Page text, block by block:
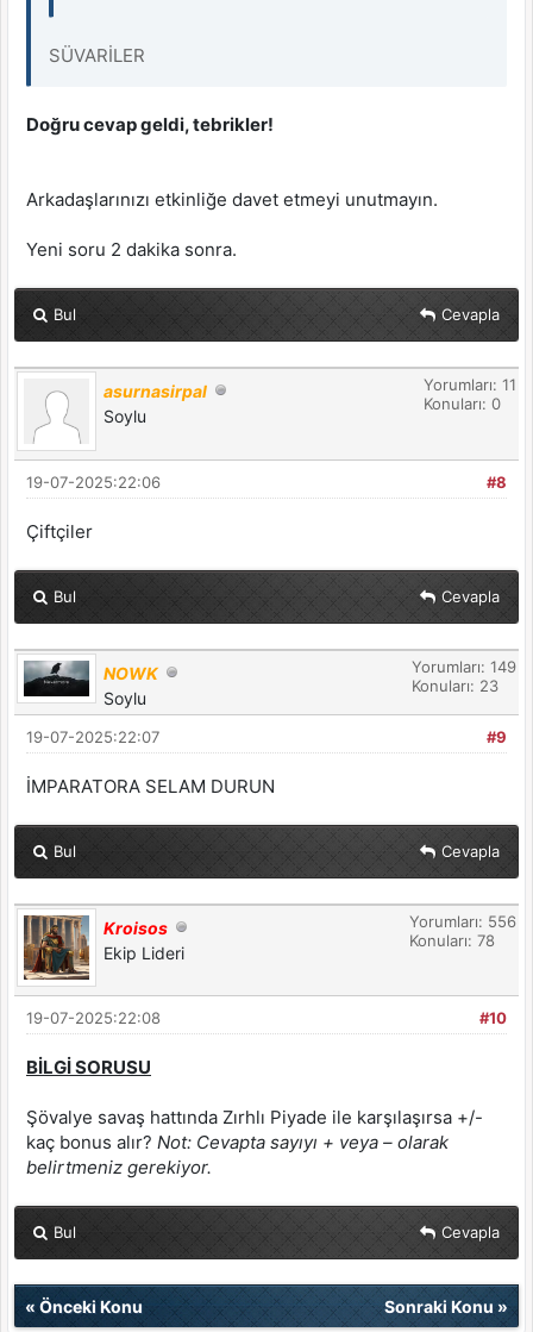
SÜVARİLER
Doğru cevap geldi, tebrikler!
Arkadaşlarınızı etkinliğe davet etmeyi unutmayın.
Yeni soru 2 dakika sonra.
Bul Cevapla
asurnasirpal
Soylu
Yorumları: 11
Konuları: 0
#8
19-07-2025:22:06
Çiftçiler
Bul Cevapla
NOWK
Soylu
Yorumları: 149
Konuları: 23
#9
19-07-2025:22:07
İMPARATORA SELAM DURUN
Bul Cevapla
Kroisos
Ekip Lideri
Yorumları: 556
Konuları: 78
#10
19-07-2025:22:08
BİLGİ SORUSU
Şövalye savaş hattında Zırhlı Piyade ile karşılaşırsa +/-
kaç bonus alır? Not: Cevapta sayıyı + veya – olarak
belirtmeniz gerekiyor.
Bul Cevapla
« Önceki Konu Sonraki Konu»